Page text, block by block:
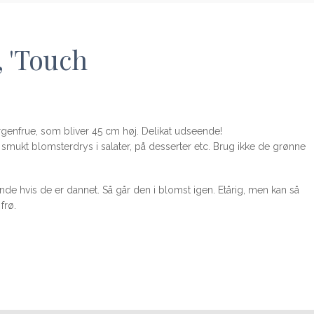
som bliver 45 cm høj. Delikat udseende!
blomsterdrys i salater, på desserter etc. Brug ikke de grønne
hvis de er dannet. Så går den i blomst igen. Etårig, men kan så